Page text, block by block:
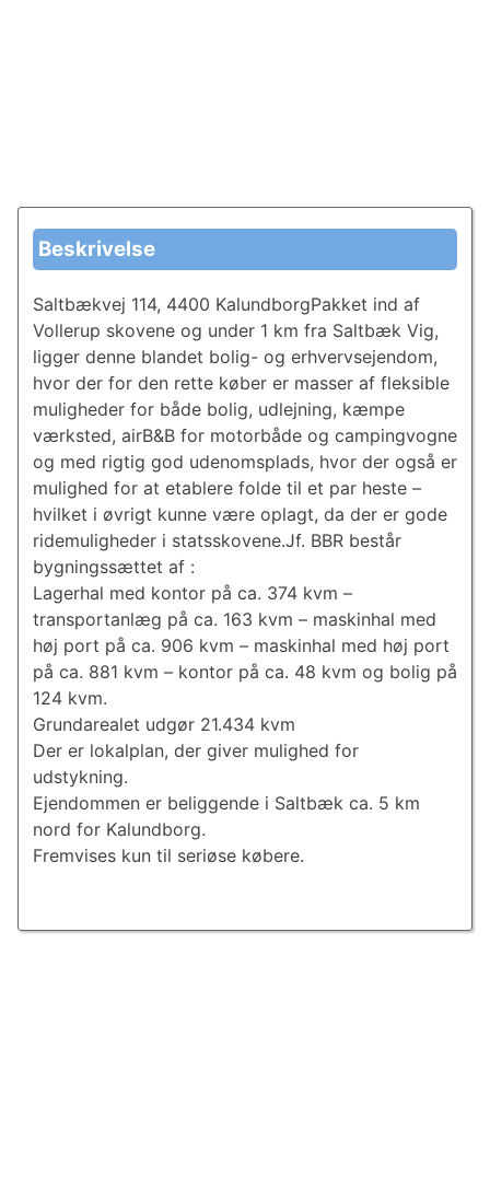
Beskrivelse
Saltbækvej 114, 4400 KalundborgPakket ind af
Vollerup skovene og under 1 km fra Saltbæk Vig,
ligger denne blandet bolig- og erhvervsejendom,
hvor der for den rette køber er masser af fleksible
muligheder for både bolig, udlejning, kæmpe
værksted, airB&B for motorbåde og campingvogne
og med rigtig god udenomsplads, hvor der også er
mulighed for at etablere folde til et par heste –
hvilket i øvrigt kunne være oplagt, da der er gode
ridemuligheder i statsskovene.Jf. BBR består
bygningssættet af :
Lagerhal med kontor på ca. 374 kvm –
transportanlæg på ca. 163 kvm – maskinhal med
høj port på ca. 906 kvm – maskinhal med høj port
på ca. 881 kvm – kontor på ca. 48 kvm og bolig på
124 kvm.
Grundarealet udgør 21.434 kvm
Der er lokalplan, der giver mulighed for
udstykning.
Ejendommen er beliggende i Saltbæk ca. 5 km
nord for Kalundborg.
Fremvises kun til seriøse købere.